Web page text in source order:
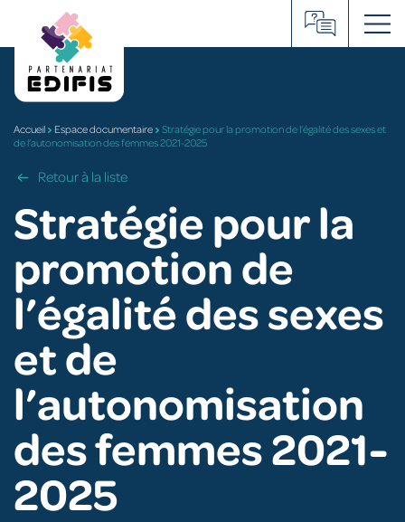
content
Accueil Espace documentaire
Stratégie pour la promotion de l’égalité des sexes et
de l’autonomisation des femmes 2021-2025
Retour à la liste
Stratégie pour la
promotion de
l’égalité des sexes
et de
l’autonomisation
des femmes 2021-
2025